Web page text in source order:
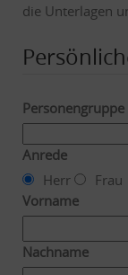
die Unterlagen
Personengruppe
Anrede
Herr
Frau
Vorname
Nachname